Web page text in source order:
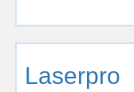
Laserpro